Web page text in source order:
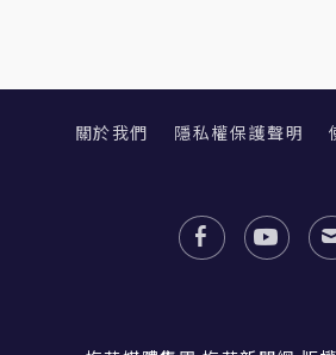
關於我們 隱私權保護聲明